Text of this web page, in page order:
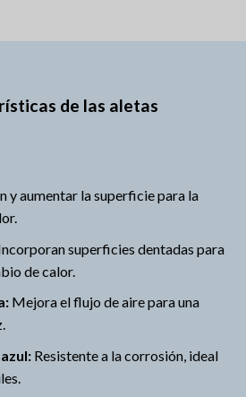
de las aletas
y aumentar la superficie para la
superficies dentadas para
de calor.
Mejora el flujo de aire para una
Resistente a la corrosión, ideal